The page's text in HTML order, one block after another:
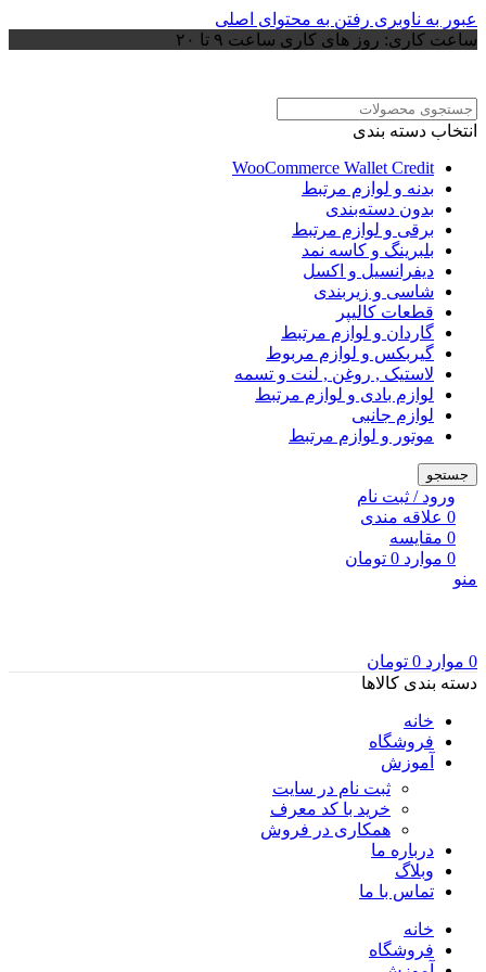
عبور به ناوبری رفتن به محتوای اصلی
ساعت کاری: روز های کاری ساعت ۹ تا ۲۰
انتخاب دسته بندی
WooCommerce Wallet Credit
بدنه و لوازم مرتبط
بدون دسته‌بندی
برقی و لوازم مرتبط
بلبرینگ و کاسه نمد
دیفرانسیل و اکسل
شاسی و زیربندی
قطعات کالیپر
گاردان و لوازم مرتبط
گیربکس و لوازم مربوط
لاستیک , روغن , لنت و تسمه
لوازم بادی و لوازم مرتبط
لوازم جانبی
موتور و لوازم مرتبط
جستجو
ورود / ثبت نام
0 علاقه مندی
0 مقایسه
0 موارد 0 تومان
منو
0 موارد 0 تومان
دسته بندی کالاها
خانه
فروشگاه
آموزش
ثبت نام در سایت
خرید با کد معرف
همکاری در فروش
درباره ما
وبلاگ
تماس با ما
خانه
فروشگاه